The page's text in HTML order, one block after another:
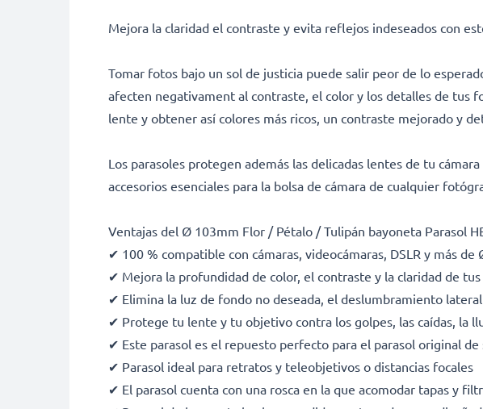
Mejora la claridad el contraste y evita reflejos indeseados con
Tomar fotos bajo un sol de justicia puede salir peor de lo
afecten negativament al contraste, el color y los detalles de tus
lente y obtener así colores más ricos, un contraste mejorado y
Los parasoles protegen además las delicadas lentes de tu
accesorios esenciales para la bolsa de cámara de cualquier
Ventajas del Ø 103mm Flor / Pétalo / Tulipán bayoneta Parasol
✔ 100 % compatible con cámaras, videocámaras, DSLR y más
✔ Mejora la profundidad de color, el contraste y la claridad de
✔ Elimina la luz de fondo no deseada, el deslumbramiento
✔ Protege tu lente y tu objetivo contra los golpes, las caídas, la
✔ Este parasol es el repuesto perfecto para el parasol original de
✔ Parasol ideal para retratos y teleobjetivos o distancias focales
✔ El parasol cuenta con una rosca en la que acomodar tapas y